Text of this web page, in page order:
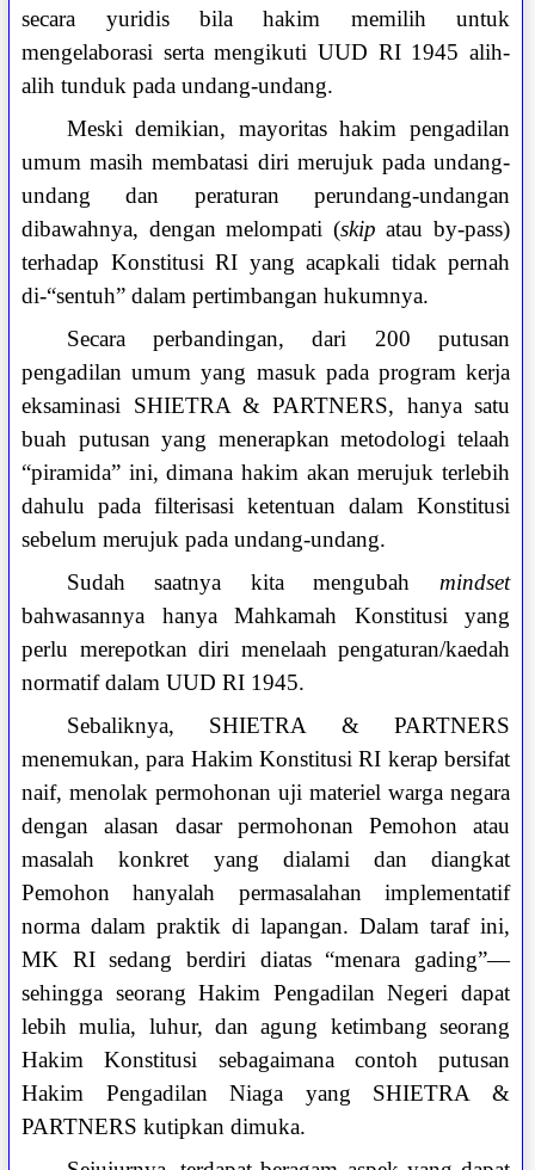
secara yuridis bila hakim memilih untuk
mengelaborasi serta mengikuti UUD RI 1945 alih-
alih tunduk pada undang-undang.
Meski demikian, mayoritas hakim pengadilan
umum masih membatasi diri merujuk pada undang-
undang dan peraturan perundang-undangan
dibawahnya, dengan melompati (skip atau by-pass)
terhadap Konstitusi RI yang acapkali tidak pernah
di-“sentuh” dalam pertimbangan hukumnya.
Secara perbandingan, dari 200 putusan
pengadilan umum yang masuk pada program kerja
eksaminasi SHIETRA & PARTNERS, hanya satu
buah putusan yang menerapkan metodologi telaah
“piramida” ini, dimana hakim akan merujuk terlebih
dahulu pada filterisasi ketentuan dalam Konstitusi
sebelum merujuk pada undang-undang.
Sudah saatnya kita mengubah mindset
bahwasannya hanya Mahkamah Konstitusi yang
perlu merepotkan diri menelaah pengaturan/kaedah
normatif dalam UUD RI 1945.
Sebaliknya, SHIETRA & PARTNERS
menemukan, para Hakim Konstitusi RI kerap bersifat
naif, menolak permohonan uji materiel warga negara
dengan alasan dasar permohonan Pemohon atau
masalah konkret yang dialami dan diangkat
Pemohon hanyalah permasalahan implementatif
norma dalam praktik di lapangan. Dalam taraf ini,
MK RI sedang berdiri diatas “menara gading”—
sehingga seorang Hakim Pengadilan Negeri dapat
lebih mulia, luhur, dan agung ketimbang seorang
Hakim Konstitusi sebagaimana contoh putusan
Hakim Pengadilan Niaga yang SHIETRA &
PARTNERS kutipkan dimuka.